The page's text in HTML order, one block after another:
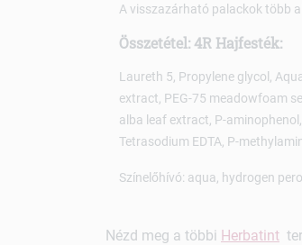
A visszazárható palackok több
Összetétel: 4R Hajfesték:
Laureth 5, Propylene glycol,
extract, PEG-75 meadowfoam
alba leaf extract, P-
Tetrasodium EDTA, P-
Színelőhívó: aqua, hydrogen
Nézd meg a többi Herbatint